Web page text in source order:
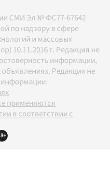
СМИ Эл № ФС77-67642
по надзору в сфере
и массовых
10.11.2016 г. Редакция не
информации,
Редакция не
информации.
применяются
в соответствии с